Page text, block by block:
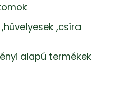
,csíra
alapú termékek